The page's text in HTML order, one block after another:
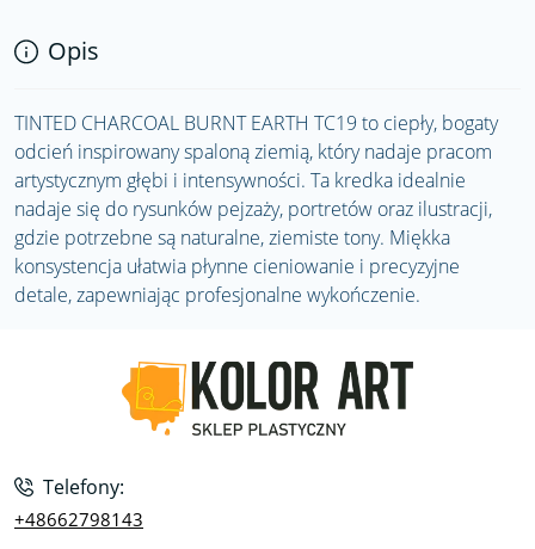
Opis
TINTED CHARCOAL BURNT EARTH TC19 to ciepły, bogaty
odcień inspirowany spaloną ziemią, który nadaje pracom
artystycznym głębi i intensywności. Ta kredka idealnie
nadaje się do rysunków pejzaży, portretów oraz ilustracji,
gdzie potrzebne są naturalne, ziemiste tony. Miękka
konsystencja ułatwia płynne cieniowanie i precyzyjne
detale, zapewniając profesjonalne wykończenie.
Telefony:
+48662798143